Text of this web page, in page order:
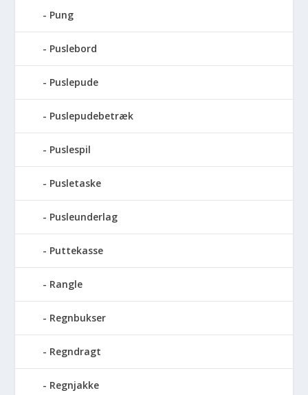
Pung
Puslebord
Puslepude
Puslepudebetræk
Puslespil
Pusletaske
Pusleunderlag
Puttekasse
Rangle
Regnbukser
Regndragt
Regnjakke